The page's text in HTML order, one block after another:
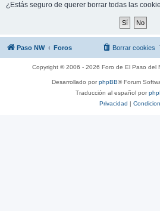
¿Estás seguro de querer borrar todas las
Paso NW Foros Borrar cookies
Copyright © 2006 - 2026 Foro de El Paso del
Desarrollado porphpBB® Forum
Traducción al español por
Privacidad |